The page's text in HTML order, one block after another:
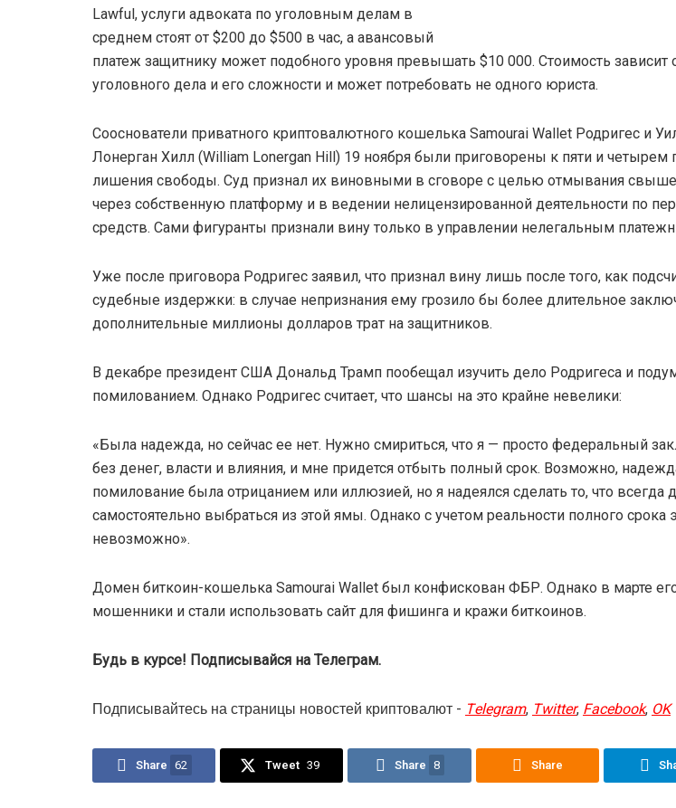
Lawful, услуги адвоката по уголовным делам в
среднем стоят от $200 до $500 в час, а авансовый
платеж защитнику может подобного уровня превышать $10 000. Стоимость зависит
уголовного дела и его сложности и может потребовать не одного юриста.
Сооснователи приватного криптовалютного кошелька Samourai Wallet Родригес и
Лонерган Хилл (William Lonergan Hill) 19 ноября были приговорены к пяти и четырем
лишения свободы. Суд признал их виновными в сговоре с целью отмывания
через собственную платформу и в ведении нелицензированной деятельности по
средств. Сами фигуранты признали вину только в управлении нелегальным
Уже после приговора Родригес заявил, что признал вину лишь после того, как
судебные издержки: в случае непризнания ему грозило бы более длительное
дополнительные миллионы долларов трат на защитников.
В декабре президент США Дональд Трамп пообещал изучить дело Родригеса и
помилованием. Однако Родригес считает, что шансы на это крайне невелики:
«Была надежда, но сейчас ее нет. Нужно смириться, что я — просто федеральный
без денег, власти и влияния, и мне придется отбыть полный срок. Возможно,
помилование была отрицанием или иллюзией, но я надеялся сделать то, что всегда
самостоятельно выбраться из этой ямы. Однако с учетом реальности полного срока
невозможно».
Домен биткоин-кошелька Samourai Wallet был конфискован ФБР. Однако в марте
мошенники и стали использовать сайт для фишинга и кражи биткоинов.
Будь в курсе! Подписывайся на Телеграм.
Подписывайтесь на страницы новостей криптовалют - Telegram, Twitter, Facebook, OK
Share 62 Tweet 39 Share 8 Share